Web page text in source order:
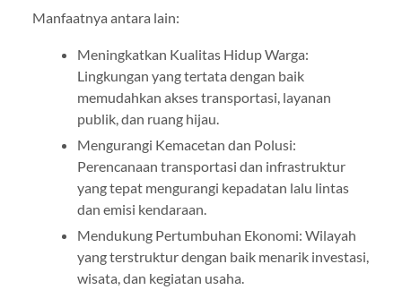
Manfaatnya antara lain:
Meningkatkan Kualitas Hidup Warga:
Lingkungan yang tertata dengan baik
memudahkan akses transportasi, layanan
publik, dan ruang hijau.
Mengurangi Kemacetan dan Polusi:
Perencanaan transportasi dan infrastruktur
yang tepat mengurangi kepadatan lalu lintas
dan emisi kendaraan.
Mendukung Pertumbuhan Ekonomi: Wilayah
yang terstruktur dengan baik menarik investasi,
wisata, dan kegiatan usaha.